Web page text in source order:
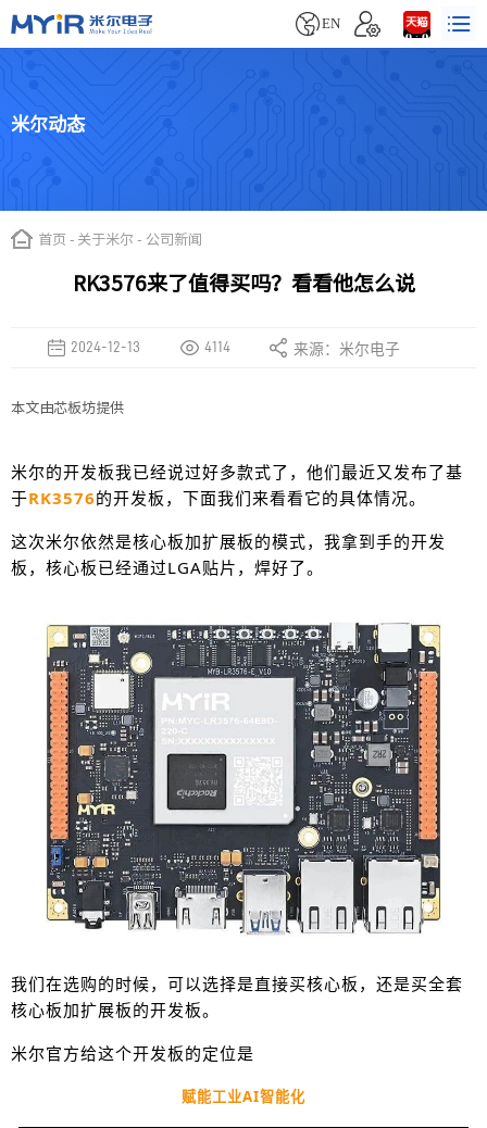

EN 
米尔动态
首页 - 关于米尔 - 公司新闻
RK3576来了值得买吗？看看他怎么说
2024-12-13 4114 来源：米尔电子
本文由芯板坊提供
米尔的开发板我已经说过好多款式了，他们最近又发布了基
于RK3576的开发板，下面我们来看看它的具体情况。
这次米尔依然是核心板加扩展板的模式，我拿到手的开发
板，核心板已经通过LGA贴片，焊好了。
我们在选购的时候，可以选择是直接买核心板，还是买全套
核心板加扩展板的开发板。
米尔官方给这个开发板的定位是
赋能工业AI智能化